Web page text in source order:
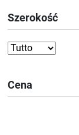
Szerokość
Cena